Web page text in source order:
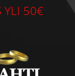
YLI 50€